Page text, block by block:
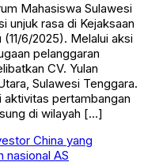
Mahasiswa Sulawesi
unjuk rasa di Kejaksaan
6/2025). Melalui aksi
pelanggaran
CV. Yulan
Sulawesi Tenggara.
aktivitas pertambangan
di wilayah […]